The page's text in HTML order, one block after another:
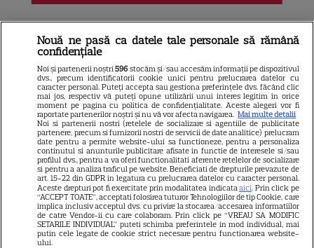
5
NETFLIX
coreean de pe Netflix: Regele
blestemat, fantomele și
exorcistul care sfidează
moartea
PRIME VIDEO
Când „Fălci” se întâlnește cu
„Coborâre întunecată”:
Producția claustrofobă de pe
Prime Video ce nu trebuie
Nouă ne pasă ca datele tale personale să rămână
confidențiale
Noi și partenerii noștri596 stocăm și/sau accesăm informații pe dispozitivul
dvs., precum identificatorii cookie unici pentru prelucrarea datelor cu
caracter personal. Puteți accepta sau gestiona preferințele dvs. făcând clic
mai jos, respectiv vă puteți opune utilizării unui interes legitim în orice
moment pe pagina cu politica de confidențialitate. Aceste alegeri vor fi
raportate partenerilor noștri și nu vă vor afecta navigarea. Mai multe detalii
Noi si partenerii nostri (retelele de socializare si agentiile de publicitate
partenere, precum si furnizorii nostri de servicii de date analitice) prelucram
date pentru a permite website-ului sa functioneze, pentru a personaliza
continutul si anunturile publicitare afisate in functie de interesele si/sau
profilul dvs., pentru a va oferi functionalitati aferente retelelor de socializare
si pentru a analiza traficul pe website. Beneficiati de drepturile prevazute de
art. 15-22 din GDPR in legatura cu prelucrarea datelor cu caracter personal.
Aceste drepturi pot fi exercitate prin modalitatea indicataaici. Prin click pe
“ACCEPT TOATE”, acceptati folosirea tuturor Tehnologiilor de tip Cookie, care
implica inclusiv acceptul dvs. cu privire la stocarea/accesarea informatiilor
de catre Vendor-ii cu care colaboram. Prin click pe “VREAU SA MODIFIC
SETARILE INDIVIDUAL” puteti schimba preferintele in mod individual, mai
putin cele legate de cookie strict necesare pentru functionarea website-
ului.